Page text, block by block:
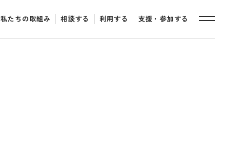
私たちの取組み 相談する 利用する 支援・参加する
toggle